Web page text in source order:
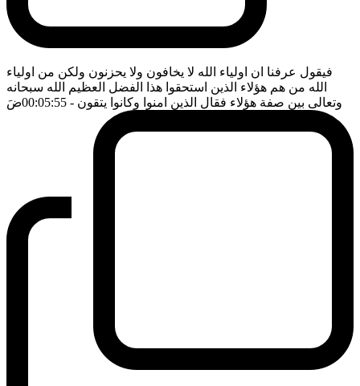
فيقول عرفنا ان اولياء الله لا يخافون ولا يحزنون ولكن من اولياء
الله من هم هؤلاء الذين استحقوا هذا الفضل العظيم الله سبحانه
وتعالى بين صفة هؤلاء فقال الذين امنوا وكانوا يتقون - 00:05:55 ضَ